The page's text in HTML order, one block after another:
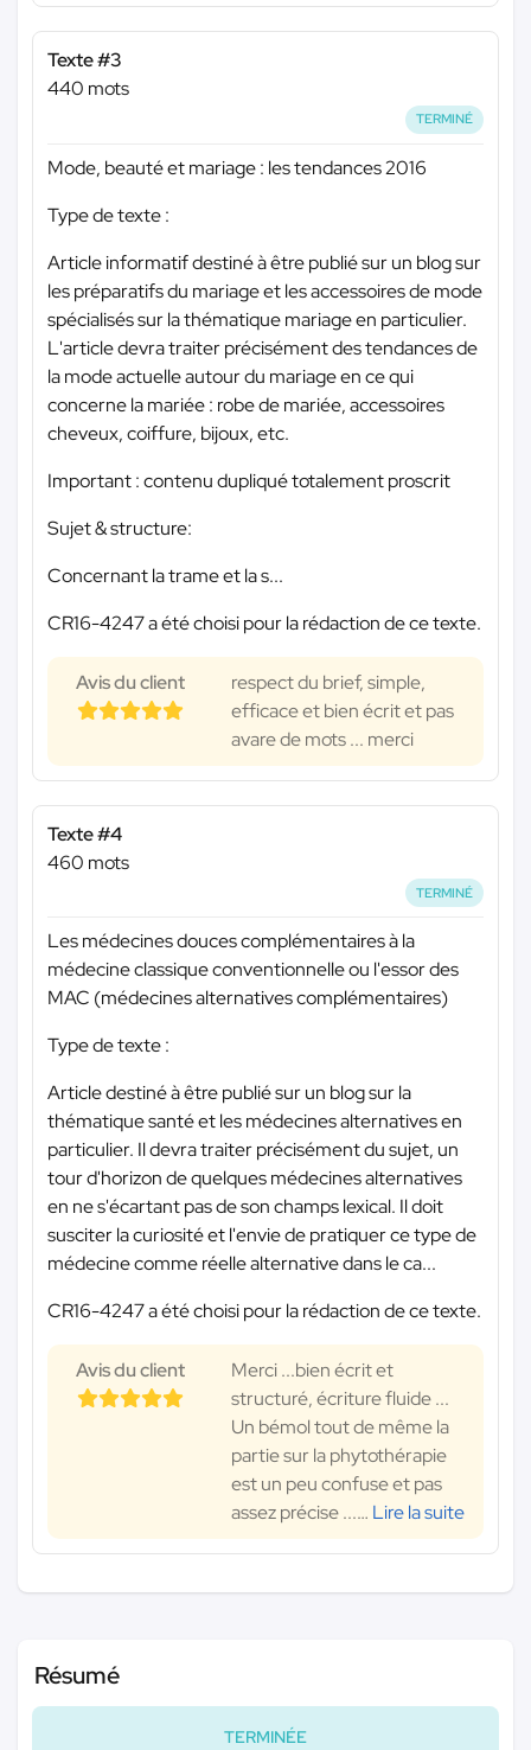
Texte #3
440 mots
TERMINÉ
Mode, beauté et mariage : les tendances 2016
Type de texte :
Article informatif destiné à être publié sur un blog sur
les préparatifs du mariage et les accessoires de mode
spécialisés sur la thématique mariage en particulier.
L'article devra traiter précisément des tendances de
la mode actuelle autour du mariage en ce qui
concerne la mariée : robe de mariée, accessoires
cheveux, coiffure, bijoux, etc.
Important : contenu dupliqué totalement proscrit
Sujet & structure:
Concernant la trame et la s...
CR16-4247 a été choisi pour la rédaction de ce texte.
Avis du client
respect du brief, simple,
efficace et bien écrit et pas
avare de mots ... merci
Texte #4
460 mots
TERMINÉ
Les médecines douces complémentaires à la
médecine classique conventionnelle ou l'essor des
MAC (médecines alternatives complémentaires)
Type de texte :
Article destiné à être publié sur un blog sur la
thématique santé et les médecines alternatives en
particulier. Il devra traiter précisément du sujet, un
tour d'horizon de quelques médecines alternatives
en ne s'écartant pas de son champs lexical. Il doit
susciter la curiosité et l'envie de pratiquer ce type de
médecine comme réelle alternative dans le ca...
CR16-4247 a été choisi pour la rédaction de ce texte.
Avis du client
Merci ...bien écrit et
structuré, écriture fluide ...
Un bémol tout de même la
partie sur la phytothérapie
est un peu confuse et pas
assez précise ...… Lire la suite
Résumé
TERMINÉE